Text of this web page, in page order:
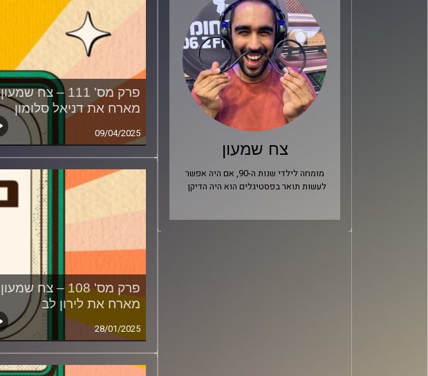
צח שמעון
מומחה לילדי שנות ה-90, אם היה אפשר
לעשות תואר בפסטיגלים הוא היה הדיקן
פרק מס' 111 – צח שמעון
מארח את דניאל סלומון
09/04/2025
פרק מס' 108 – צח שמעון
מארח את לירון לב
28/01/2025